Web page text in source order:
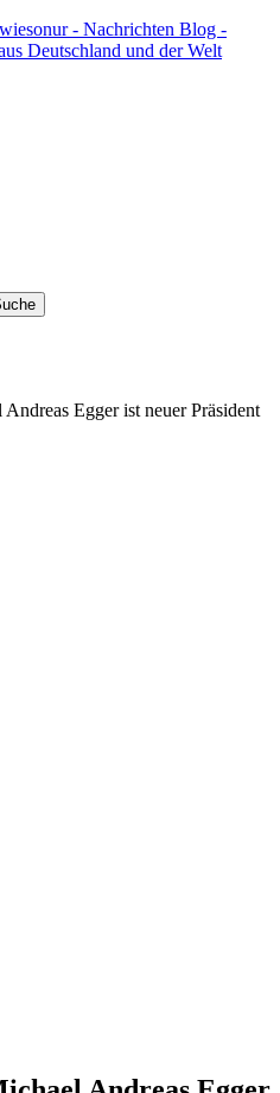
wiesonur - Nachrichten Blog -
Deutschland und der Welt
Egger ist neuer Präsident